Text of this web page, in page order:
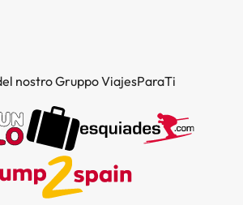
nostro Gruppo ViajesParaTi